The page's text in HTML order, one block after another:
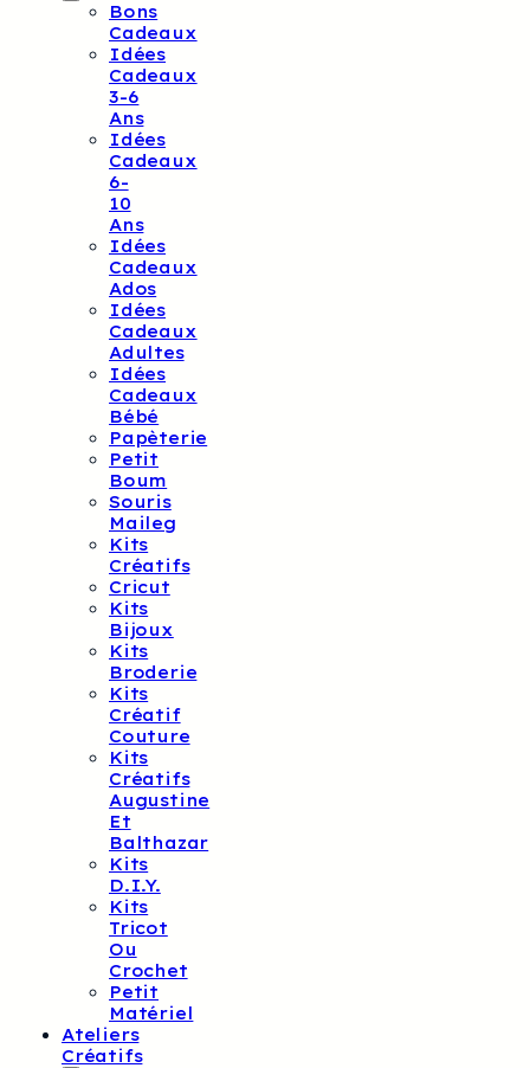
Bons
Cadeaux
Idées
Cadeaux
3-6
Ans
Idées
Cadeaux
6-
10
Ans
Idées
Cadeaux
Ados
Idées
Cadeaux
Adultes
Idées
Cadeaux
Bébé
Papèterie
Petit
Boum
Souris
Maileg
Kits
Créatifs
Cricut
Kits
Bijoux
Kits
Broderie
Kits
Créatif
Couture
Kits
Créatifs
Augustine
Et
Balthazar
Kits
D.I.Y.
Kits
Tricot
Ou
Crochet
Petit
Matériel
Ateliers
Créatifs